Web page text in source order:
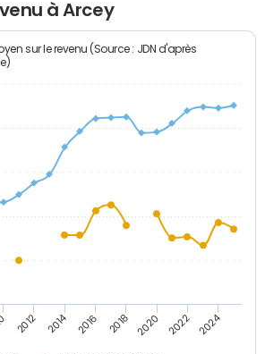
à Arcey
sur le revenu (Source : JDN d'après
2012 2014 2016 2018 2020 2022 2024